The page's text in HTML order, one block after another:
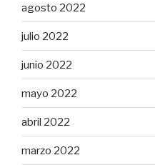
agosto 2022
julio 2022
junio 2022
mayo 2022
abril 2022
marzo 2022